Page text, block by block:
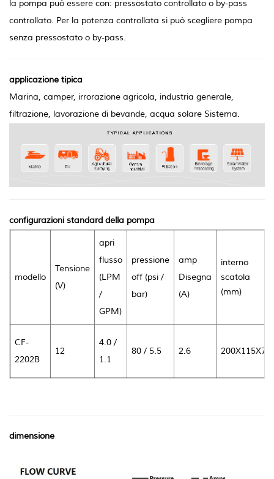
la pompa può essere con: pressostato controllato o by-pass
controllato. Per la potenza controllata si può scegliere pompa
senza pressostato o by-pass.
applicazione tipica
Marina, camper, irrorazione agricola, industria generale,
filtrazione, lavorazione di bevande, acqua solare Sistema.
configurazioni standard della pompa
modello
Tensione
(V)
apri
flusso
(LPM
/
GPM)
pressione
off (psi /
bar)
amp
Disegna
(A)
interno
scatola
(mm)
CF-
2202B
12
4.0 /
1.1
80 / 5.5 2.6 200X115X78
dimensione